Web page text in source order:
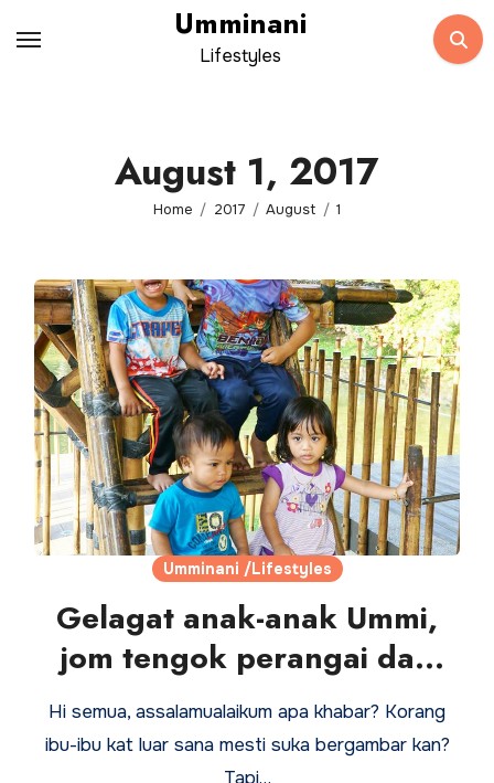
Umminani
Lifestyles
August 1, 2017
Home 2017 August 1
Umminani /Lifestyles
Gelagat anak-anak Ummi,
jom tengok perangai dan
sikap mereka!
Hi semua, assalamualaikum apa khabar? Korang
ibu-ibu kat luar sana mesti suka bergambar kan?
Tapi…